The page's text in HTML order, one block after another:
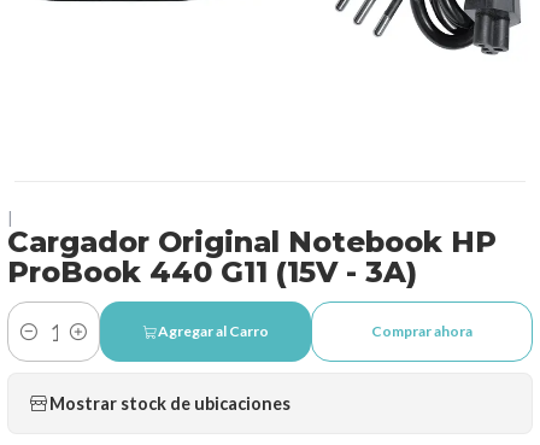
Cargador Original Notebook HP
ProBook 440 G11 (15V - 3A)
Cantidad
Agregar al Carro Comprar ahora
Mostrar stock de ubicaciones